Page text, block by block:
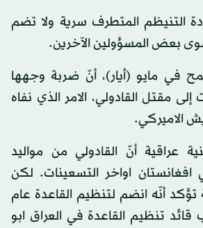
التنيظم المتطرف سرية ولا تضم
سوى بعض المسؤولين الآخرين.
في مايو (أيار)، أنّ ضربة وجهها
إلى مقتل القادولي، الامر الذي نفاه
الاميركي.
عراقية أنّ القادولي من مواليد
اواخر التسعينات. لكن
تؤكد أنّه انضم لتنظيم القاعدة عام
قائد تنظيم القاعدة في العراق ابو